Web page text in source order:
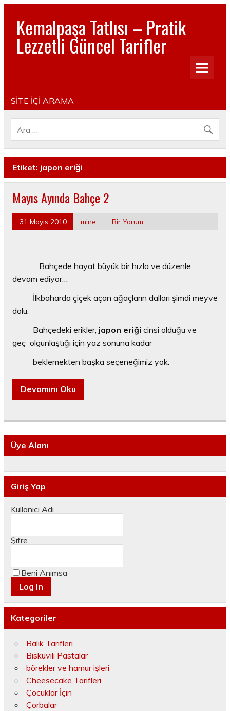
Kemalpaşa Tatlısı – Pratik
Lezzetli Güncel Tarifler
Pratik, lezzetli, Güncel, Resimli, Pasta- Yemek- Kurabiye-
SİTE İÇİ ARAMA
Etiket: japon eriği
Mayıs Ayında Bahçe 2
31 Mayıs 2010 mine Bir Yorum
Bahçede hayat büyük bir hızla ve düzenle
devam ediyor…
İlkbaharda çiçek açan ağaçların dalları şimdi meyve
dolu.
Bahçedeki erikler, japon eriği cinsi olduğu ve
geç olgunlaştığı için yaz sonuna kadar
beklemekten başka seçeneğimiz yok.
Devamını Oku
Üye Alanı
Giriş Yap
Kullanıcı Adı
Şifre
Beni Anımsa
Kategoriler
Balık Tarifleri
Bisküvili Pastalar
börekler ve hamur işleri
Cheesecake Tarifleri
Çocuklar İçin
Çorbalar